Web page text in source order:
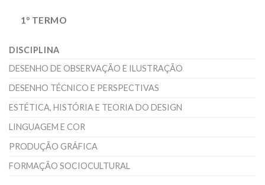
1° TERMO
DISCIPLINA
DESENHO DE OBSERVAÇÃO E ILUSTRAÇÃO
DESENHO TÉCNICO E PERSPECTIVAS
ESTÉTICA, HISTÓRIA E TEORIA DO DESIGN
LINGUAGEM E COR
PRODUÇÃO GRÁFICA
FORMAÇÃO SOCIOCULTURAL